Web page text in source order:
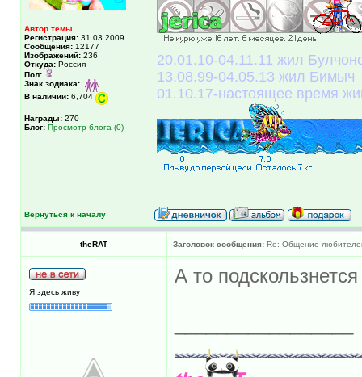
Автор темы
Регистрация: 31.03.2009
Сообщения: 12177
Изображений: 236
Откуда: Россия
Пол:
Знак зодиака:
В наличии: 6,704
Награды: 270
Блог: Просмотр блога (0)
20.01.10-04.11.11 жил
13.08.99-04.05.13 жил Бимыч
01.10.17-настоящее время
Вернуться к началу
theRAT Заголовок сообщения: Re: Общение
Я здесь живу
А то